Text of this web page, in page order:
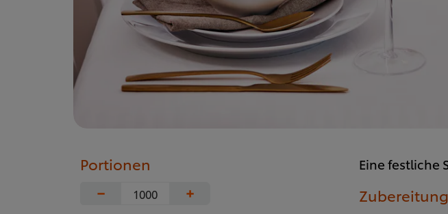
Portionen
−
+
Eine festliche
Zubereitung